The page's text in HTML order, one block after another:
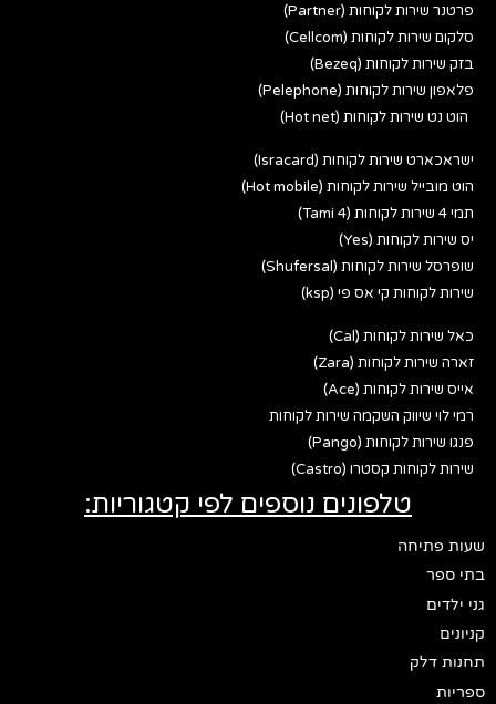
פרטנר שירות לקוחות (Partner)
סלקום שירות לקוחות (Cellcom)
בזק שירות לקוחות (Bezeq)
פלאפון שירות לקוחות (Pelephone)
הוט נט שירות לקוחות (Hot net)
ישראכארט שירות לקוחות (Isracard)
הוט מובייל שירות לקוחות (Hot mobile)
תמי 4 שירות לקוחות (Tami 4)
יס שירות לקוחות (Yes)
שופרסל שירות לקוחות (Shufersal)
שירות לקוחות קי אס פי (ksp)
כאל שירות לקוחות (Cal)
זארה שירות לקוחות (Zara)
אייס שירות לקוחות (Ace)
רמי לוי שיווק השקמה שירות לקוחות
פנגו שירות לקוחות (Pango)
שירות לקוחות קסטרו (Castro)
טלפונים נוספים לפי קטגוריות:
שעות פתיחה
בתי ספר
גני ילדים
קניונים
תחנות דלק
ספריות